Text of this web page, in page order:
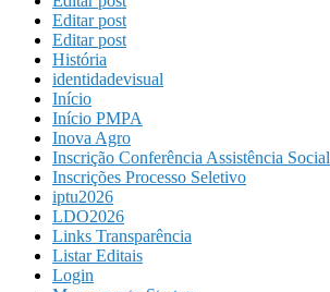
Editar post
Editar post
História
identidadevisual
Início
Início PMPA
Inova Agro
Inscrição Conferência Assistência Social
Inscrições Processo Seletivo
iptu2026
LDO2026
Links Transparência
Listar Editais
Login